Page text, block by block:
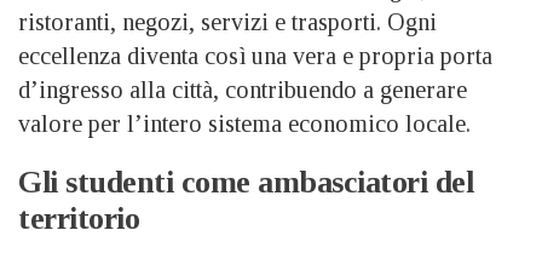
ristoranti, negozi, servizi e trasporti. Ogni
eccellenza diventa così una vera e propria porta
d’ingresso alla città, contribuendo a generare
valore per l’intero sistema economico locale.
Gli studenti come ambasciatori del
territorio